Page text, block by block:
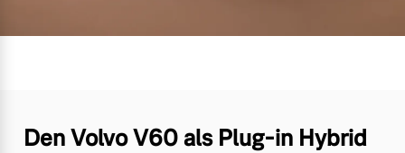
Den Volvo V60 als Plug-in Hybrid